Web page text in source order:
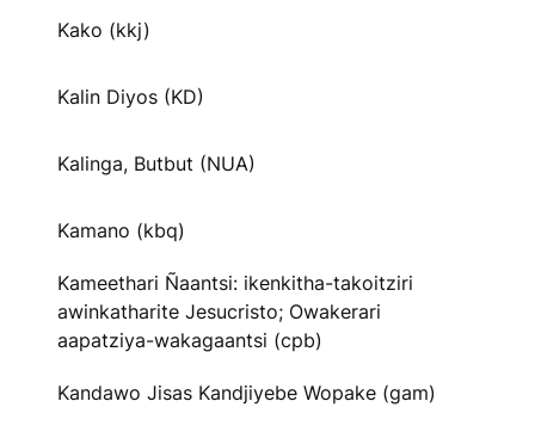
Kako (kkj)
Kalin Diyos (KD)
Kalinga, Butbut (NUA)
Kamano (kbq)
Kameethari Ñaantsi: ikenkitha-takoitziri
awinkatharite Jesucristo; Owakerari
aapatziya-wakagaantsi (cpb)
Kandawo Jisas Kandjiyebe Wopake (gam)